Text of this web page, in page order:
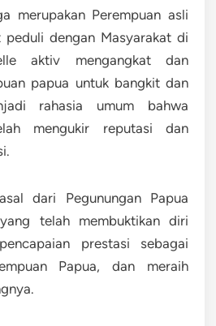
merupakan Perempuan asli
peduli dengan Masyarakat di
aktiv mengangkat dan
papua untuk bangkit dan
rahasia umum bahwa
mengukir reputasi dan
dari Pegunungan Papua
telah membuktikan diri
prestasi sebagai
Papua, dan meraih